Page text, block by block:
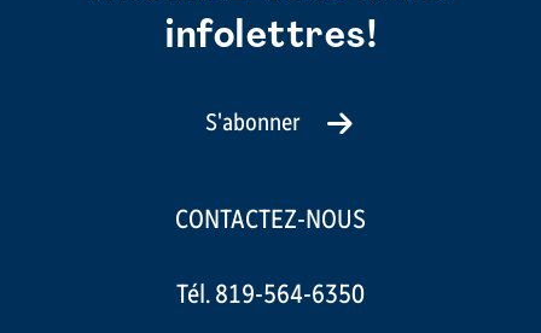
infolettres!
S'abonner
CONTACTEZ-NOUS
Tél. 819-564-6350